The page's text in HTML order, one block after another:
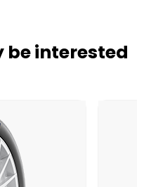
be interested